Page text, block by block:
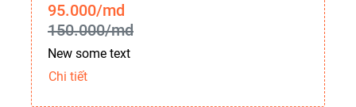
95.000/md
150.000/md
New some text
Chi tiết